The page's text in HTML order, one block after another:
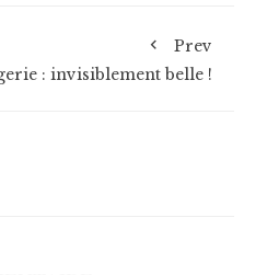
Prev
: invisiblement belle !